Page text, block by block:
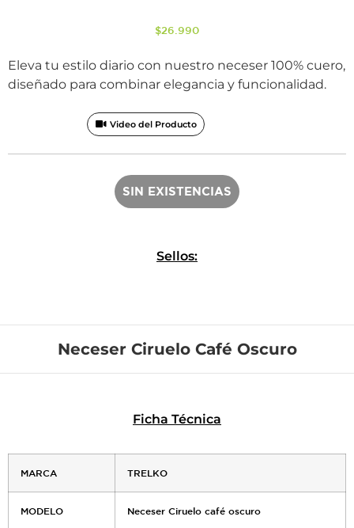
$26.990
Eleva tu estilo diario con nuestro neceser 100% cuero,
diseñado para combinar elegancia y funcionalidad.
Video del Producto
SIN EXISTENCIAS
Sellos:
Neceser Ciruelo Café Oscuro
Ficha Técnica
MARCA TRELKO
MODELO Neceser Ciruelo café oscuro